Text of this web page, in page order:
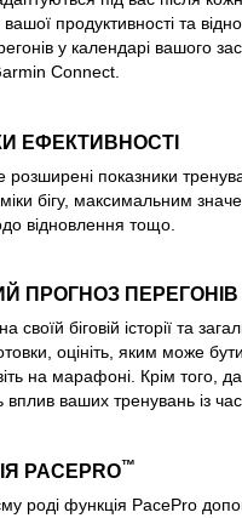
вашої продуктивності та
у календарі вашого
Connect.
ЕФЕКТИВНОСТІ
розширені показники
бігу, максимальним
відновлення тощо.
ПРОГНОЗ ПЕРЕГОНІВ
своїй біговій історії та
оцініть, яким може
на марафоні. Крім того,
вплив ваших тренувань із
PACEPRO™
роді функція PacePro